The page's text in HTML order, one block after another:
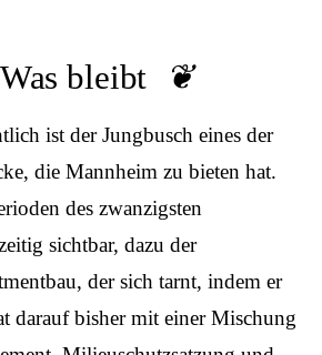
Was bleibt
ist der Jungbusch eines der
die Mannheim zu bieten hat.
des zwanzigsten
sichtbar, dazu der
der sich tarnt, indem er
darauf bisher mit einer Mischung